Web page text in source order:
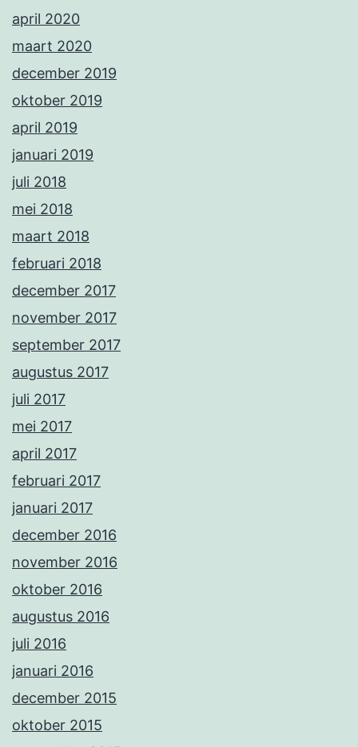
april 2020
maart 2020
december 2019
oktober 2019
april 2019
januari 2019
juli 2018
mei 2018
maart 2018
februari 2018
december 2017
november 2017
september 2017
augustus 2017
juli 2017
mei 2017
april 2017
februari 2017
januari 2017
december 2016
november 2016
oktober 2016
augustus 2016
juli 2016
januari 2016
december 2015
oktober 2015